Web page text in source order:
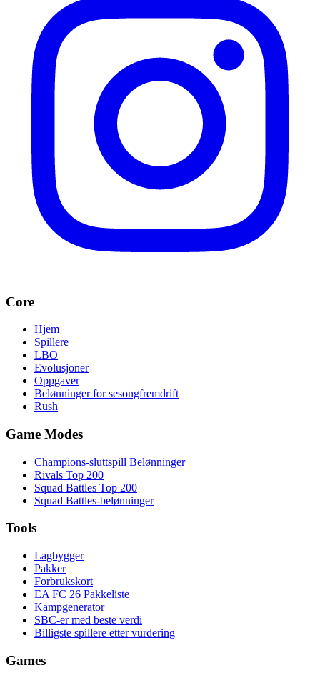
Core
Hjem
Spillere
LBO
Evolusjoner
Oppgaver
Belønninger for sesongfremdrift
Rush
Game Modes
Champions-sluttspill Belønninger
Rivals Top 200
Squad Battles Top 200
Squad Battles-belønninger
Tools
Lagbygger
Pakker
Forbrukskort
EA FC 26 Pakkeliste
Kampgenerator
SBC-er med beste verdi
Billigste spillere etter vurdering
Games